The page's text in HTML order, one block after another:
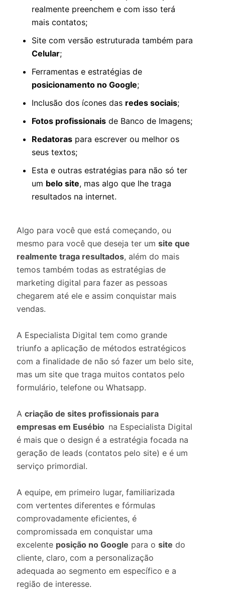
realmente preenchem e com isso terá
mais contatos;
Site com versão estruturada também para
Celular;
Ferramentas e estratégias de
posicionamento no Google;
Inclusão dos ícones das redes sociais;
Fotos profissionais de Banco de Imagens;
Redatoras para escrever ou melhor os
seus textos;
Esta e outras estratégias para não só ter
um belo site, mas algo que lhe traga
resultados na internet.
Algo para você que está começando, ou
mesmo para você que deseja ter um site que
realmente traga resultados, além do mais
temos também todas as estratégias de
marketing digital para fazer as pessoas
chegarem até ele e assim conquistar mais
vendas.
A Especialista Digital tem como grande
triunfo a aplicação de métodos estratégicos
com a finalidade de não só fazer um belo site,
mas um site que traga muitos contatos pelo
formulário, telefone ou Whatsapp.
A criação de sites profissionais para
empresas em Eusébio na Especialista Digital
é mais que o design é a estratégia focada na
geração de leads (contatos pelo site) e é um
serviço primordial.
A equipe, em primeiro lugar, familiarizada
com vertentes diferentes e fórmulas
comprovadamente eficientes, é
compromissada em conquistar uma
excelente posição no Google para o site do
cliente, claro, com a personalização
adequada ao segmento em específico e a
região de interesse.